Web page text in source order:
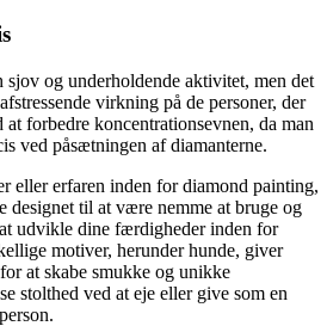
og underholdende aktivitet, men det
virkning på de personer, der
forbedre koncentrationsevnen, da man
ved påsætningen af diamanterne.
eller erfaren inden for diamond painting,
designet til at være nemme at bruge og
udvikle dine færdigheder inden for
motiver, herunder hunde, giver
at skabe smukke og unikke
stolthed ved at eje eller give som en